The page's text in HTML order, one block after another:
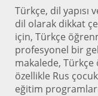
Türkçe, dil yapısı
dil olarak dikkat
için, Türkçe
profesyonel bir
makalede,
özellikle Rus
eğitim